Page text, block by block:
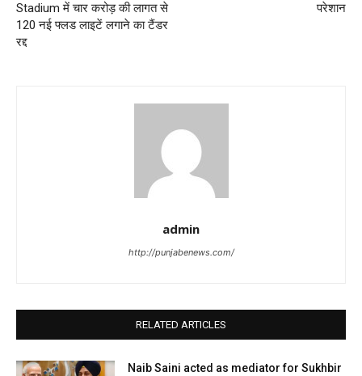
Stadium में चार करोड़ की लागत से
120 नई फ्लड लाइटें लगाने का टैंडर
रद्द
परेशान
admin
http://punjabenews.com/
RELATED ARTICLES
Naib Saini acted as mediator for Sukhbir